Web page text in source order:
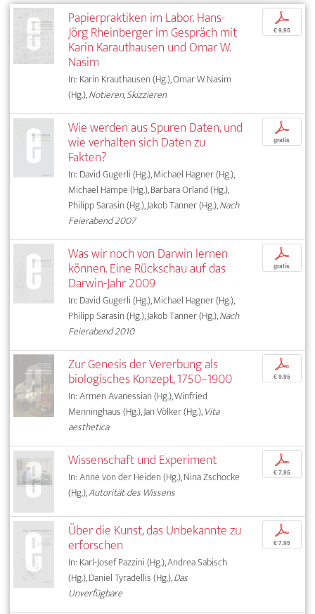
Papierpraktiken im Labor. Hans-
Jörg Rheinberger im Gespräch mit
Karin Karauthausen und Omar W.
Nasim
In: Karin Krauthausen (Hg.), Omar W. Nasim
(Hg.),Notieren, Skizzieren
p
€ 9,95
Wie werden aus Spuren Daten, und
wie verhalten sich Daten zu
Fakten?
In: David Gugerli (Hg.), Michael Hagner (Hg.),
Michael Hampe (Hg.), Barbara Orland (Hg.),
Philipp Sarasin (Hg.), Jakob Tanner (Hg.),Nach
Feierabend 2007
p
gratis
Was wir noch von Darwin lernen
können. Eine Rückschau auf das
Darwin-Jahr 2009
In: David Gugerli (Hg.), Michael Hagner (Hg.),
Philipp Sarasin (Hg.), Jakob Tanner (Hg.),Nach
Feierabend 2010
p
gratis
Zur Genesis der Vererbung als
biologisches Konzept, 1750–1900
In: Armen Avanessian (Hg.), Winfried
Menninghaus (Hg.), Jan Völker (Hg.),Vita
aesthetica
p
€ 9,95
Wissenschaft und Experiment
In: Anne von der Heiden (Hg.), Nina Zschocke
(Hg.),Autorität des Wissens
p
€ 7,95
Über die Kunst, das Unbekannte zu
erforschen
In: Karl-Josef Pazzini (Hg.), Andrea Sabisch
(Hg.), Daniel Tyradellis (Hg.),Das
Unverfügbare
p
€ 7,95